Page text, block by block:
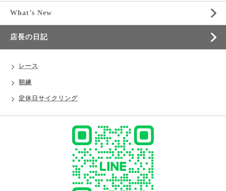
What’s New
店長の日記
レース
朝練
定休日サイクリング